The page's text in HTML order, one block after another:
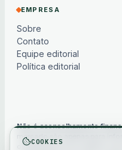
EMPRESA
Sobre
Contato
Equipe editorial
Política editorial
Não é aconselhamento
mercado são apenas para
ou baseados em modelos e
COOKIES